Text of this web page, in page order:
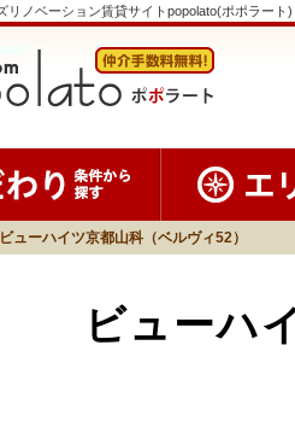
ノベーション賃貸サイトpopolato(ポポラート)
ビューハイツ京都山科（ベルヴィ52）
ビューハ